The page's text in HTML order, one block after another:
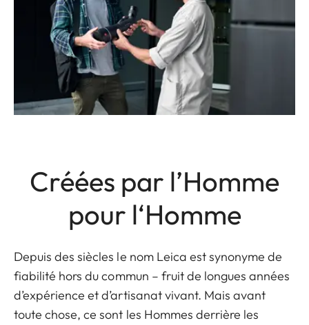
Créées par l’Homme
pour l‘Homme
Depuis des siècles le nom Leica est synonyme de
fiabilité hors du commun – fruit de longues années
d’expérience et d’artisanat vivant. Mais avant
toute chose, ce sont les Hommes derrière les